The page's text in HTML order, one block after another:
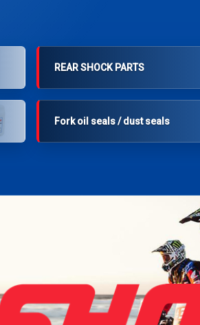
REAR SHOCK PARTS
Fork oil seals / dust seals